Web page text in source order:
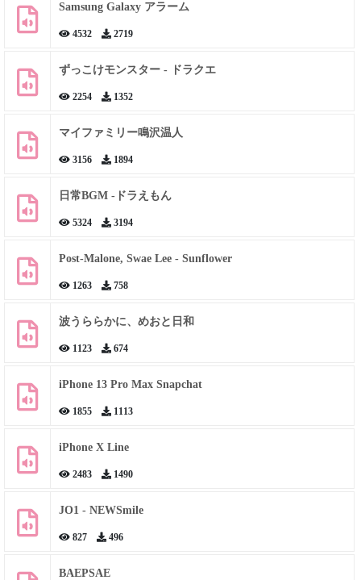
Samsung Galaxy アラーム
4532 2719
ずっこけモンスター - ドラクエ
2254 1352
マイファミリー鳴沢温人
3156 1894
日常BGM -ドラえもん
5324 3194
Post-Malone, Swae Lee - Sunflower
1263 758
波うららかに、めおと日和
1123 674
iPhone 13 Pro Max Snapchat
1855 1113
iPhone X Line
2483 1490
JO1 - NEWSmile
827 496
BAEPSAE